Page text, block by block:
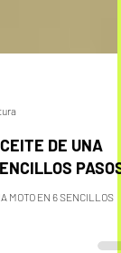
DE UNA